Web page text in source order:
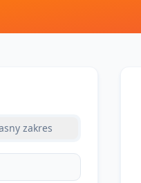
zakres